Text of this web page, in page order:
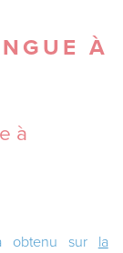
À
à
obtenu sur la